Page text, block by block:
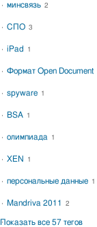
минсвязь 2
СПО 3
iPad 1
Формат Open Document
spyware 1
BSA 1
олимпиада 1
XEN 1
персональные данные 1
Mandriva 2011 2
Показать все 57 тегов